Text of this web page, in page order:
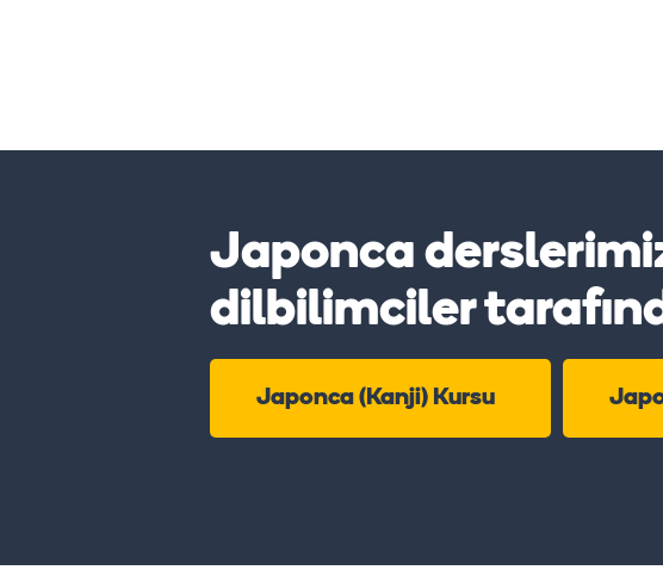
Japonca
dilbilimciler
Japonca (Kanji) Kursu